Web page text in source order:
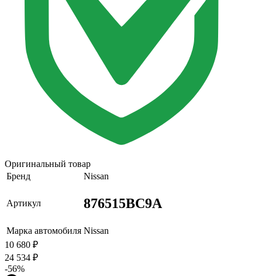
Оригинальный товар
Бренд
Nissan
Артикул 876515BC9A
Марка автомобиля Nissan
10 680 ₽
24 534 ₽
-56%